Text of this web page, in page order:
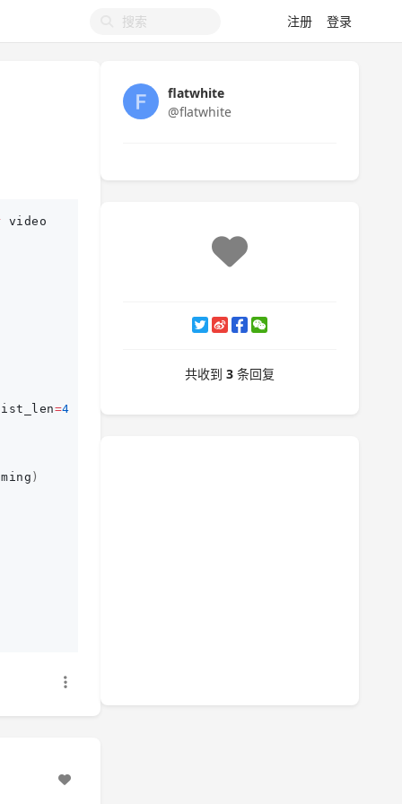
注册 登录
video
=4
)
flatwhite
@flatwhite
共收到 3 条回复